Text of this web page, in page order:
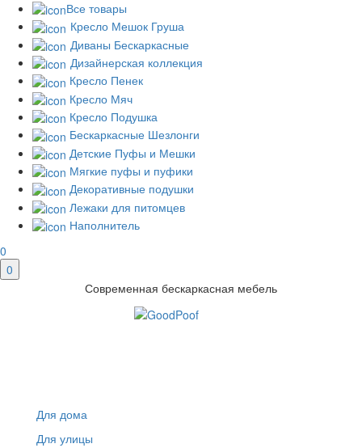
Все товары
Кресло Мешок Груша
Диваны Бескаркасные
Дизайнерская коллекция
Кресло Пенек
Кресло Мяч
Кресло Подушка
Бескаркасные Шезлонги
Детские Пуфы и Мешки
Мягкие пуфы и пуфики
Декоративные подушки
Лежаки для питомцев
Наполнитель
0
0
Современная бескаркасная мебель
Для дома
Для улицы